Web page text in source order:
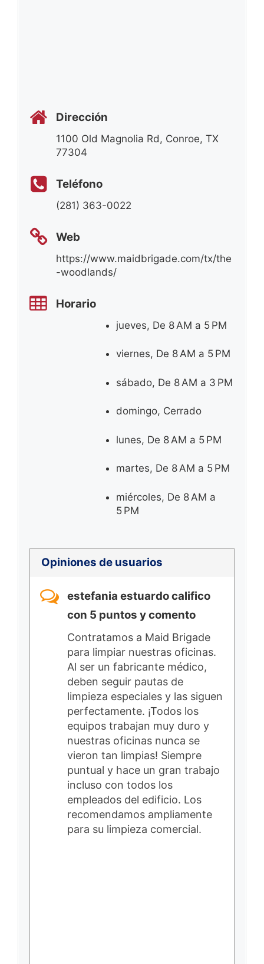
Dirección
1100 Old Magnolia Rd, Conroe, TX
77304
Teléfono
(281) 363-0022
Web
https://www.maidbrigade.com/tx/the
-woodlands/
Horario
jueves, De 8 AM a 5 PM
viernes, De 8 AM a 5 PM
sábado, De 8 AM a 3 PM
domingo, Cerrado
lunes, De 8 AM a 5 PM
martes, De 8 AM a 5 PM
miércoles, De 8 AM a
5 PM
Opiniones de usuarios
estefania estuardo califico
con 5 puntos y comento
Contratamos a Maid Brigade
para limpiar nuestras oficinas.
Al ser un fabricante médico,
deben seguir pautas de
limpieza especiales y las siguen
perfectamente. ¡Todos los
equipos trabajan muy duro y
nuestras oficinas nunca se
vieron tan limpias! Siempre
puntual y hace un gran trabajo
incluso con todos los
empleados del edificio. Los
recomendamos ampliamente
para su limpieza comercial.